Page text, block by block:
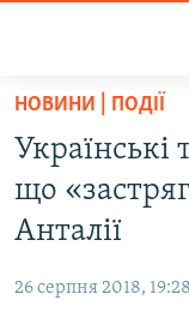
Перейти
основного
матеріалу
Перейти
до
основної
навігації
ВСЕ ЗА ДОБУ
СТАТТІ
ЕКОНОМІКА
РОСІЙСЬКА
НОВИНИ | ПОДІЇ
що
Анталії
26 серпня 2018, 19:28